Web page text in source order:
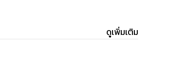
ดูเพิ่มเติม